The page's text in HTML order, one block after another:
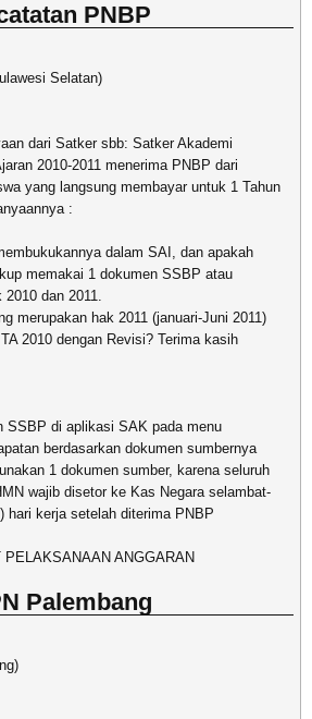
PNBP
Selatan)
dari Satker sbb: Satker Akademi
2010-2011 menerima PNBP dari
yang langsung membayar untuk 1 Tahun
:
dalam SAI, dan apakah
memakai 1 dokumen SSBP atau
dan 2011.
merupakan hak 2011 (januari-Juni 2011)
2010 dengan Revisi? Terima kasih
SSBP di aplikasi SAK pada menu
berdasarkan dokumen sumbernya
1 dokumen sumber, karena seluruh
wajib disetor ke Kas Negara selambat-
hari kerja setelah diterima PNBP
PELAKSANAAN ANGGARAN
Palembang